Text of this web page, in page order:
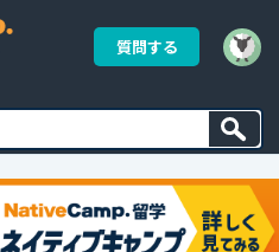
質問する